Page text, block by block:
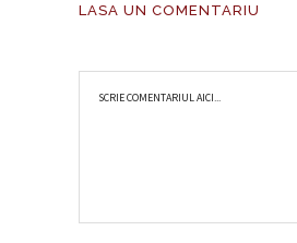
LASA UN COMENTARIU